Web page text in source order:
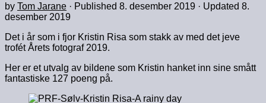
by Tom Jarane · Published 8. desember 2019 · Updated 8.
desember 2019
Det i år som i fjor Kristin Risa som stakk av med det jeve
trofét Årets fotograf 2019.
Her er et utvalg av bildene som Kristin hanket inn sine smått
fantastiske 127 poeng på.